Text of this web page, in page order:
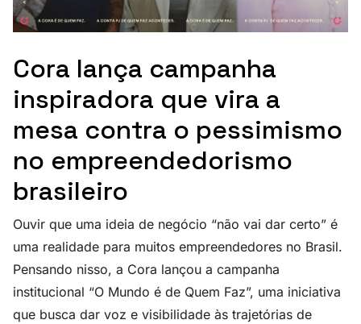
Cora lança campanha
inspiradora que vira a
mesa contra o pessimismo
no empreendedorismo
brasileiro
Ouvir que uma ideia de negócio “não vai dar certo” é
uma realidade para muitos empreendedores no Brasil.
Pensando nisso, a Cora lançou a campanha
institucional “O Mundo é de Quem Faz”, uma iniciativa
que busca dar voz e visibilidade às trajetórias de